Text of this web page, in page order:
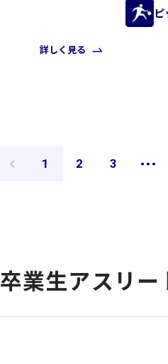
詳しく見る
1 2 3
卒業生アスリー